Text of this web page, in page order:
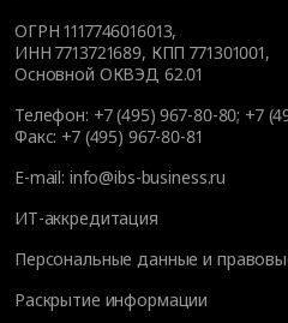
ОГРН 1117746016013,
ИНН 7713721689, КПП 771301001,
Основной ОКВЭД 62.01
Телефон: +7 (495) 967-80-80; +7
Факс: +7 (495) 967-80-81
E-mail: info@ibs-business.ru
ИТ-аккредитация
Персональные данные и
Раскрытие информации